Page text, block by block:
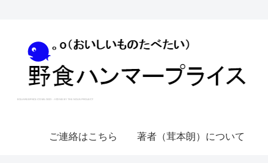
ご連絡はこちら 著者（茸本朗）について